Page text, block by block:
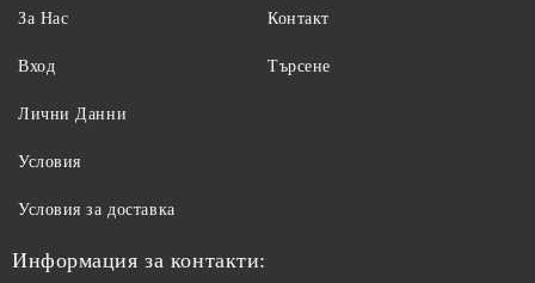
За Нас
Вход
Контакт
Търсене
Лични Данни
Условия
Условия за доставка
Информация за контакти: